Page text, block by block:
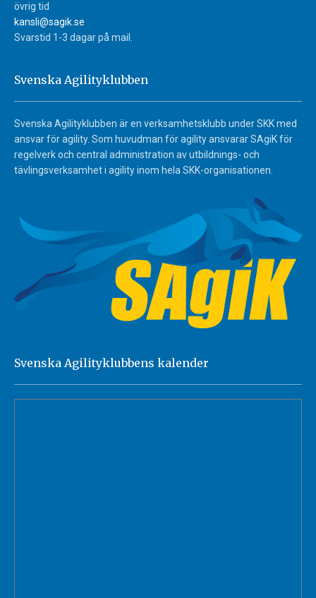
övrig tid
kansli@sagik.se
Svarstid 1-3 dagar på mail.
Svenska Agilityklubben
Svenska Agilityklubben är en verksamhetsklubb under SKK med
ansvar för agility. Som huvudman för agility ansvarar SAgiK för
regelverk och central administration av utbildnings- och
tävlingsverksamhet i agility inom hela SKK-organisationen.
Svenska Agilityklubbens kalender